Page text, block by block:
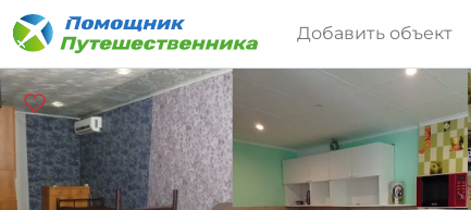
Добавить объект